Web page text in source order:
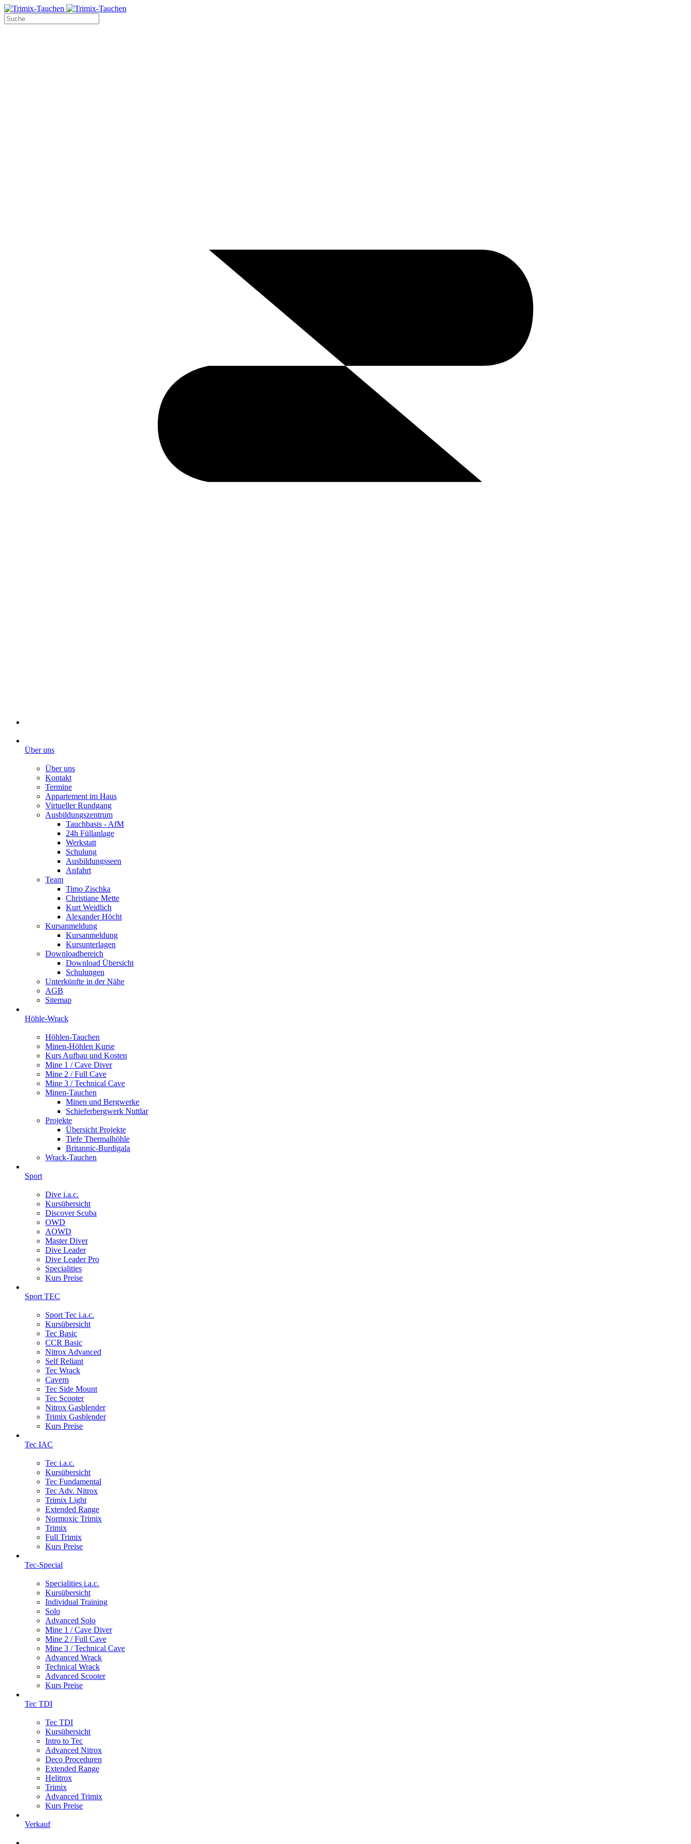
Über uns
Über uns
Kontakt
Termine
Appartement im Haus
Virtueller Rundgang
Ausbildungszentrum
Tauchbasis - AfM
24h Füllanlage
Werkstatt
Schulung
Ausbildungsseen
Anfahrt
Team
Timo Zischka
Christiane Mette
Kurt Weidlich
Alexander Höcht
Kursanmeldung
Kursanmeldung
Kursunterlagen
Downloadbereich
Download Übersicht
Schulungen
Unterkünfte in der Nähe
AGB
Sitemap
Höhle-Wrack
Höhlen-Tauchen
Minen-Höhlen Kurse
Kurs Aufbau und Kosten
Mine 1 / Cave Diver
Mine 2 / Full Cave
Mine 3 / Technical Cave
Minen-Tauchen
Minen und Bergwerke
Schieferbergwerk Nuttlar
Projekte
Übersicht Projekte
Tiefe Thermalhöhle
Britannic-Burdigala
Wrack-Tauchen
Sport
Dive i.a.c.
Kursübersicht
Discover Scuba
OWD
AOWD
Master Diver
Dive Leader
Dive Leader Pro
Specialities
Kurs Preise
Sport TEC
Sport Tec i.a.c.
Kursübersicht
Tec Basic
CCR Basic
Nitrox Advanced
Self Reliant
Tec Wrack
Cavern
Tec Side Mount
Tec Scooter
Nitrox Gasblender
Trimix Gasblender
Kurs Preise
Tec IAC
Tec i.a.c.
Kursübersicht
Tec Fundamental
Tec Adv. Nitrox
Trimix Light
Extended Range
Normoxic Trimix
Trimix
Full Trimix
Kurs Preise
Tec-Special
Specialities i.a.c.
Kursübersicht
Individual Training
Solo
Advanced Solo
Mine 1 / Cave Diver
Mine 2 / Full Cave
Mine 3 / Technical Cave
Advanced Wrack
Technical Wrack
Advanced Scooter
Kurs Preise
Tec TDI
Tec TDI
Kursübersicht
Intro to Tec
Advanced Nitrox
Deco Proceduren
Extended Range
Helitrox
Trimix
Advanced Trimix
Kurs Preise
Verkauf